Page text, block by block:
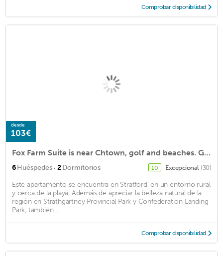
Comprobar disponibilidad
desde
103€
Fox Farm Suite is near Chtown, golf and beaches. Great yard and neighborhood.
6Huéspedes · 2Dormitorios 10 Excepcional (30)
Este apartamento se encuentra en Stratford, en un entorno rural
y cerca de la playa. Además de apreciar la belleza natural de la
región en Strathgartney Provincial Park y Confederation Landing
Park, también ...
Comprobar disponibilidad